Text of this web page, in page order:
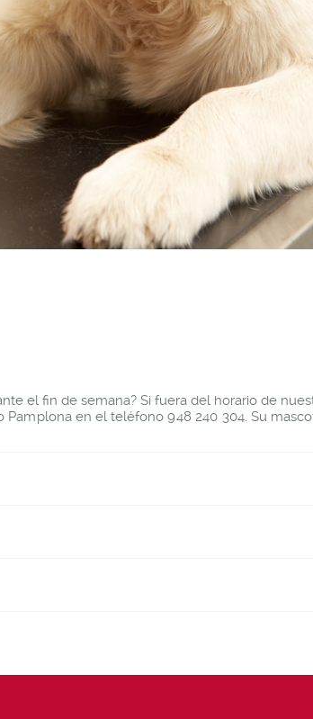
el fin de semana? Si fuera del horario de
Pamplona en el teléfono948 240 304. Su